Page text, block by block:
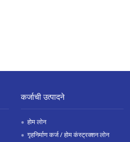
कर्जाची उत्पादने
होम लोन
गृहनिर्माण कर्ज / होम कंस्ट्रक्शन लोन